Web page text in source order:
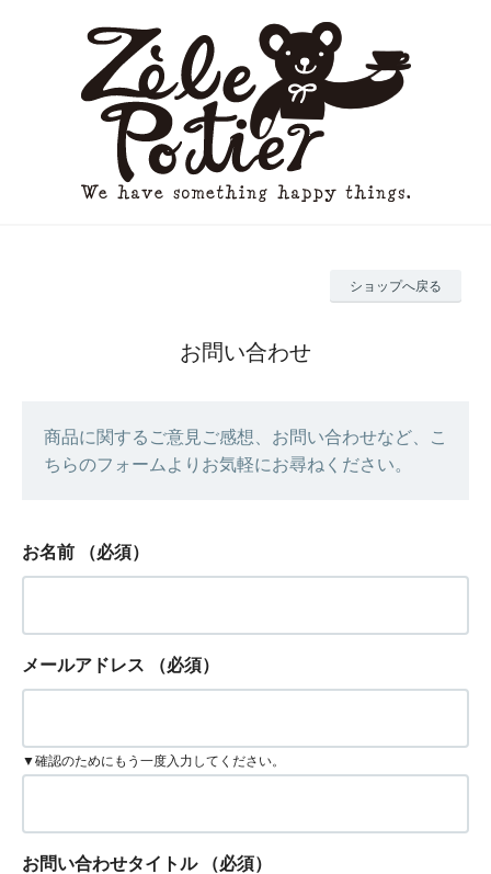
ショップへ戻る
お問い合わせ
商品に関するご意見ご感想、お問い合わせなど、こ
ちらのフォームよりお気軽にお尋ねください。
お名前 （必須）
メールアドレス （必須）
▼確認のためにもう一度入力してください。
お問い合わせタイトル （必須）